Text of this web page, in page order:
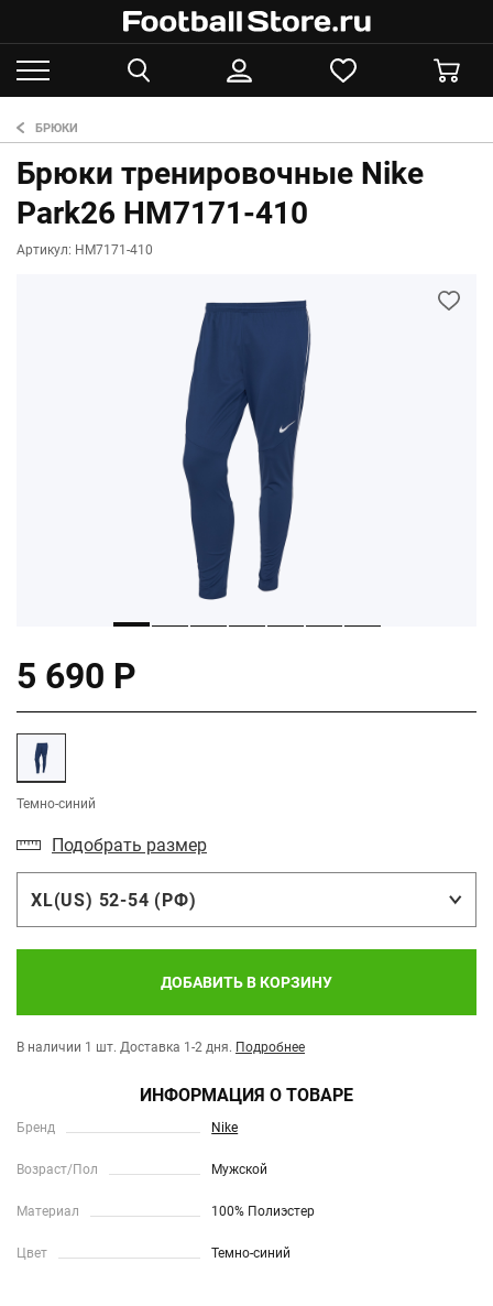
БРЮКИ
Брюки тренировочные Nike
Park26 HM7171-410
Артикул: HM7171-410
5 690 Р
Темно-синий
Подобрать размер
XL(US) 52-54 (РФ)
ДОБАВИТЬ В КОРЗИНУ
В наличии 1 шт. Доставка 1-2 дня. Подробнее
ИНФОРМАЦИЯ О ТОВАРЕ
Бренд Nike
Возраст/Пол Мужской
Материал 100% Полиэстер
Цвет Темно-синий